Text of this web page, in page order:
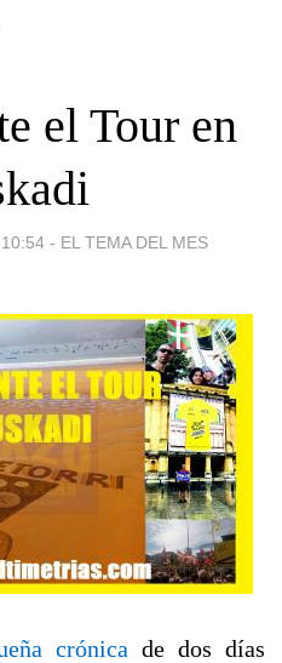
el Tour en
- EL TEMA DEL MES
crónica de dos días